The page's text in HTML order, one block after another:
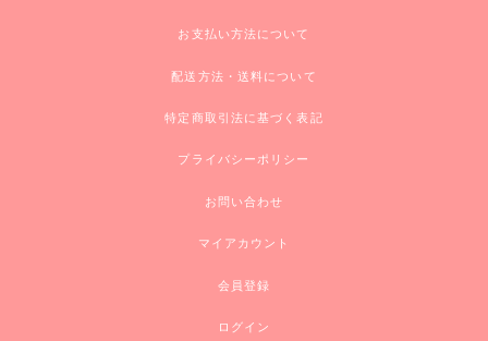
お支払い方法について
配送方法・送料について
特定商取引法に基づく表記
プライバシーポリシー
お問い合わせ
マイアカウント
会員登録
ログイン